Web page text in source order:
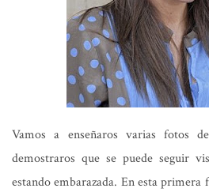
Vamos a enseñaros varias fotos de
demostraros que se puede seguir
estando embarazada. En esta primera